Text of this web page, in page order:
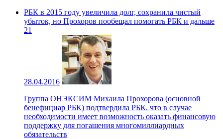
РБК в 2015 году увеличила долг, сохранила чистый
убыток, но Прохоров пообещал помогать РБК и дальше
21
28.04.2016
Группа ОНЭКСИМ Михаила Прохорова (основной
бенефициар РБК) подтвердила РБК, что в случае
необходимости имеет возможность оказать финансовую
поддержку для погашения многомиллиардных
обязательств